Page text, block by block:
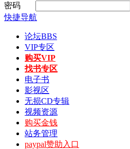
密码
快捷导航
论坛BBS
VIP专区
购买VIP
找书专区
电子书
影视区
无损CD专辑
视频资源
购买金钱
站务管理
paypal赞助入口